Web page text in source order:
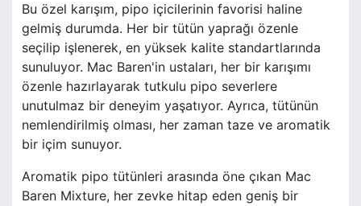
Bu özel karışım, pipo içicilerinin favorisi haline
gelmiş durumda. Her bir tütün yaprağı özenle
seçilip işlenerek, en yüksek kalite standartlarında
sunuluyor. Mac Baren'in ustaları, her bir karışımı
özenle hazırlayarak tutkulu pipo severlere
unutulmaz bir deneyim yaşatıyor. Ayrıca, tütünün
nemlendirilmiş olması, her zaman taze ve aromatik
bir içim sunuyor.
Aromatik pipo tütünleri arasında öne çıkan Mac
Baren Mixture, her zevke hitap eden geniş bir